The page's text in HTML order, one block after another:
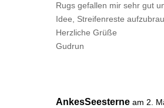
Rugs gefallen mir sehr gut
Idee, Streifenreste
Herzliche Grüße
Gudrun
AnkesSeesterne am 2.